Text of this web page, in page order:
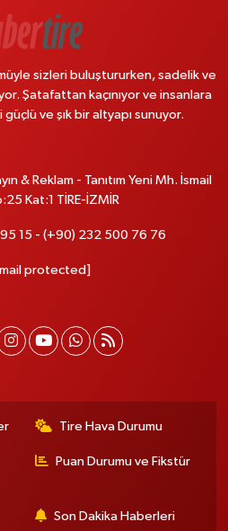
sizleri buluştururken, sadelik ve
Şatafattan kaçınıyor ve insanlara
ve şık bir altyapı sunuyor.
& Reklam - Tanıtım Yeni Mh. İsmail
Kat:1 TİRE-İZMİR
15 - (+90) 232 500 76 76
protected]
Tire Hava Durumu
Puan Durumu ve Fikstür
Son Dakika Haberleri